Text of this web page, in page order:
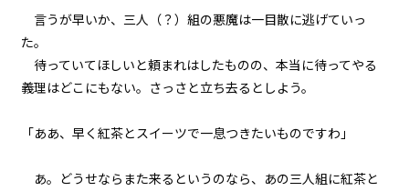
悪役令嬢、近代兵器と相対する。
episode26
悪役令嬢、近代兵器と3連戦。
episode27
一方。
言うが早いか、三人（？）組の悪魔は一目散に逃げていっ
た。
待っていてほしいと頼まれはしたものの、本当に待ってやる
義理はどこにもない。さっさと立ち去るとしよう。
「ああ、早く紅茶とスイーツで一息つきたいものですわ」
あ。どうせならまた来るというのなら、あの三人組に紅茶と